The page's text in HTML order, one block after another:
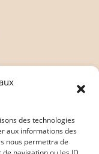
des technologies
aux informations des
nous permettra de